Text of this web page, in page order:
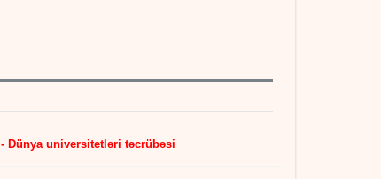
- Dünya universitetləri təcrübəsi